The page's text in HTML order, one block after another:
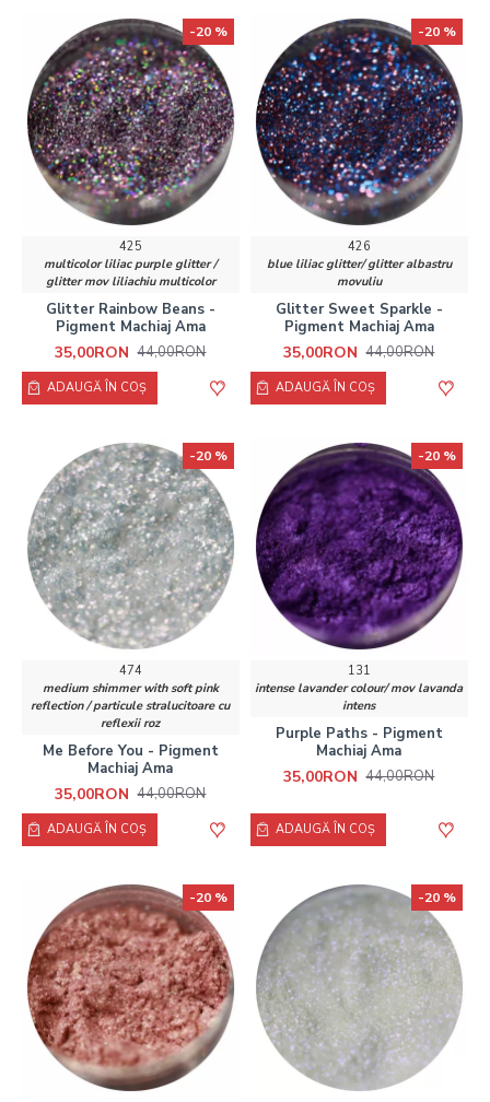
-20 %
425
multicolor liliac purple glitter /
glitter mov liliachiu multicolor
Glitter Rainbow Beans -
Pigment Machiaj Ama
35,00RON 44,00RON
ADAUGĂ ÎN COŞ
-20 %
426
blue liliac glitter/ glitter albastru
movuliu
Glitter Sweet Sparkle -
Pigment Machiaj Ama
35,00RON 44,00RON
ADAUGĂ ÎN COŞ
-20 %
474
medium shimmer with soft pink
reflection / particule stralucitoare cu
reflexii roz
Me Before You - Pigment
Machiaj Ama
35,00RON 44,00RON
ADAUGĂ ÎN COŞ
-20 %
131
intense lavander colour/ mov lavanda
intens
Purple Paths - Pigment
Machiaj Ama
35,00RON 44,00RON
ADAUGĂ ÎN COŞ
-20 % -20 %